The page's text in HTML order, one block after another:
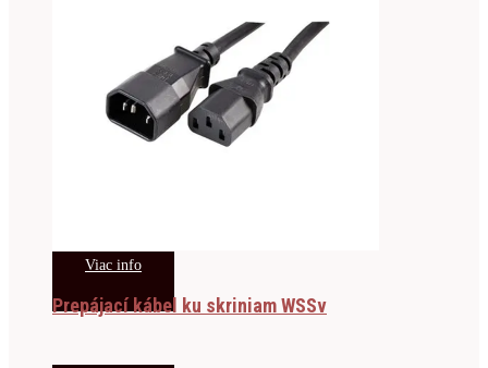
Viac info
Prepájací kábel ku skriniam WSSv